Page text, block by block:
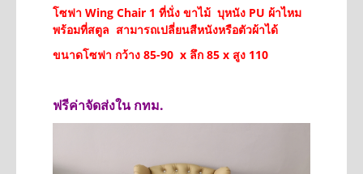
โซฟา Wing Chair 1 ที่นั่ง ขาไม้ บุหนัง PU ผ้าไหม
พร้อมที่สตูล สามารถเปลี่ยนสีหนังหรือตัวผ้าได้
ขนาดโซฟา กว้าง 85-90 x ลึก 85 x สูง 110
ฟรีค่าจัดส่งใน กทม.